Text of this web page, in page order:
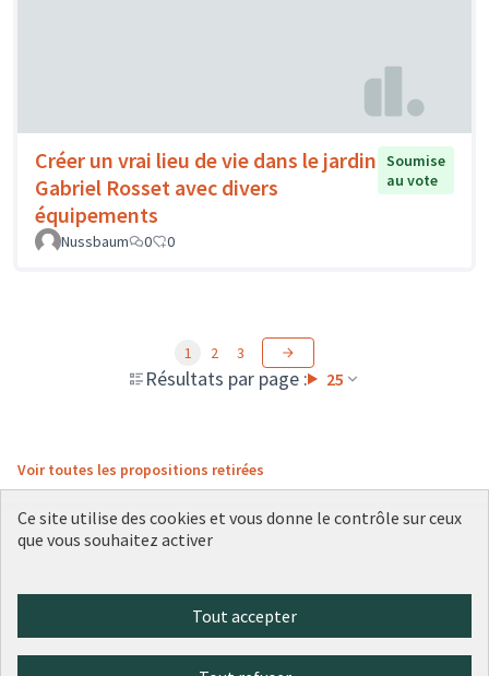
Créer un vrai lieu de vie dans le jardin
Gabriel Rosset avec divers
équipements
Soumise
au vote
Nussbaum 0 0
Résultats par page : 25
1 2 3
Voir toutes les propositions retirées
(Lien externe)
(Lien externe)
(Lien externe)
(Lien externe)
(Lien externe)
Ce site utilise des cookies et vous donne le contrôle sur ceux
que vous souhaitez activer
Tout accepter